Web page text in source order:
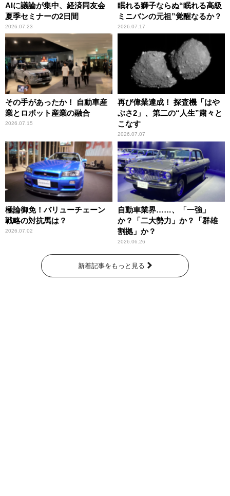
AIに議論が集中、経済同友会
夏季セミナーの2日間
2026.07.23
眠れる獅子ならぬ“眠れる高級
ミニバンの元祖”覚醒なるか？
2026.07.17
その手があったか！ 自動車産
業とロボット産業の融合
2026.07.15
再び偉業達成！ 探査機「はや
ぶさ2」、第二の“人生”粛々と
こなす
2026.07.07
極論御免！バリューチェーン
戦略の対抗馬は？
2026.07.02
自動車業界……、「一強」
か？「二大勢力」か？「群雄
割拠」か？
2026.06.26
新着記事をもっと見る